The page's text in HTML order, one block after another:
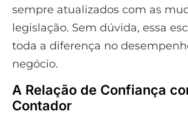
sempre atualizados com as
legislação. Sem dúvida, essa
toda a diferença no
negócio.
A Relação de Confiança
Contador